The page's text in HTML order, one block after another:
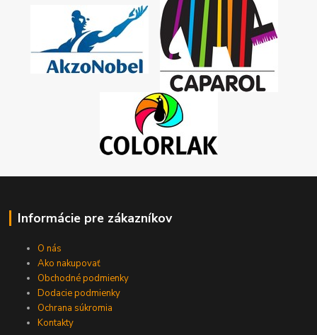
Informácie pre zákazníkov
O nás
Ako nakupovať
Obchodné podmienky
Dodacie podmienky
Ochrana súkromia
Kontakty